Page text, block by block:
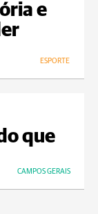
e
ESPORTE
que
CAMPOS GERAIS